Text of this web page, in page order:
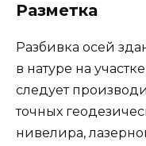
Разметка
Разбивка осей
в натуре на
следует
точных
нивелира,